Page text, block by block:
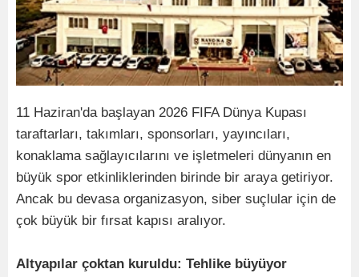
11 Haziran'da başlayan 2026 FIFA Dünya Kupası
taraftarları, takımları, sponsorları, yayıncıları,
konaklama sağlayıcılarını ve işletmeleri dünyanın en
büyük spor etkinliklerinden birinde bir araya getiriyor.
Ancak bu devasa organizasyon, siber suçlular için de
çok büyük bir fırsat kapısı aralıyor.
Altyapılar çoktan kuruldu: Tehlike büyüyor